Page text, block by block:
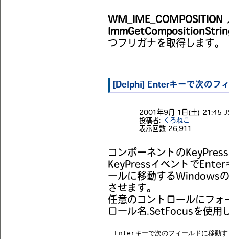
WM_IME_COMPOSITION
つフリガナを取得します。
[Delphi] Enterキーで次のフ
2001年9月 1日(土) 21:45
投稿者:
くろねこ
表示回数 26,911
コンポーネントの
KeyPressイベントでEnter
ールに移動するWindows
させます。
任意のコントロールにフォ
ロール名.SetFocusを使用
Enterキーで次のフィールドに移動